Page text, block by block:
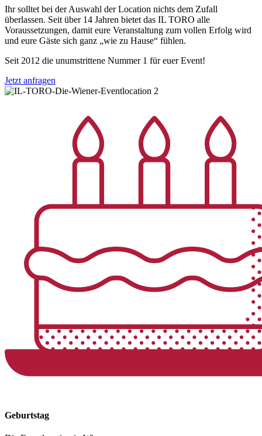
Ihr solltet bei der Auswahl der Location nichts dem Zufall
überlassen. Seit über 14 Jahren bietet das IL TORO alle
Voraussetzungen, damit eure Veranstaltung zum vollen Erfolg wird
und eure Gäste sich ganz „wie zu Hause“ fühlen.
Seit 2012 die unumstrittene Nummer 1 für euer Event!
Jetzt anfragen
Geburtstag